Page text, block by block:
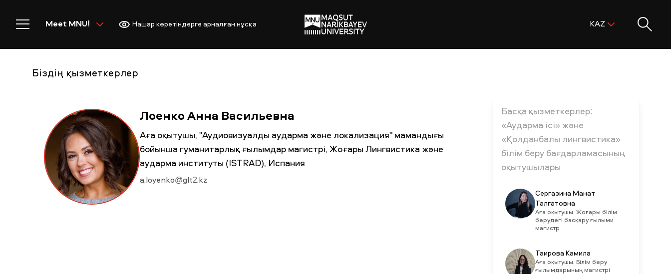
Meet MNU! Нашар көретіндерге арналған нұсқа KAZ
Басты бет
MNU-ге қош келдіңіз!
Академиялық өмір
Біздің қызметкерлер
Лоенко Анна Васильевна
Аға оқытушы, "Аудиовизуалды аударма және локализация" мамандығы
бойынша гуманитарлық ғылымдар магистрі, Жоғары Лингвистика және
аударма институты (ISTRAD), Испания
a.loyenko@glt2.kz
Басқа қызметкерлер:
«Аударма ісі» және
«Қолданбалы лингвистика»
білім беру бағдарламасының
оқытушылары
Сергазина Манат
Талгатовна
Аға оқытушы, Жоғары білім
берудегі басқару ғылыми
магистр
Таирова Камила
Аға оқытушы. Білім беру
ғылымдарының магистрі